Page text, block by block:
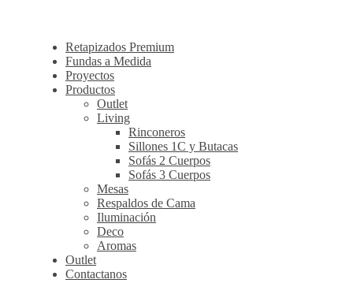
Retapizados Premium
Fundas a Medida
Proyectos
Productos
Outlet
Living
Rinconeros
Sillones 1C y Butacas
Sofás 2 Cuerpos
Sofás 3 Cuerpos
Mesas
Respaldos de Cama
Iluminación
Deco
Aromas
Outlet
Contactanos